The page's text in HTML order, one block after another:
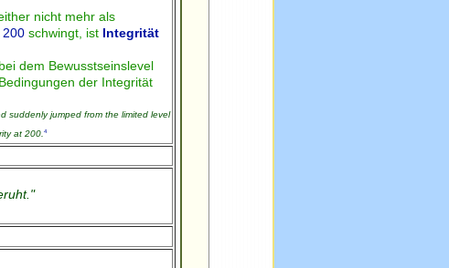
nicht mehr als
200 schwingt, ist Integrität
dem Bewusstseinslevel
der Integrität
suddenly jumped from the limited level
at 200.4